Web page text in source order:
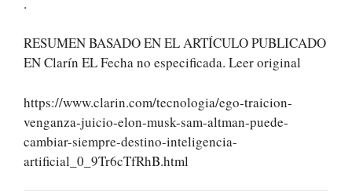
RESUMEN BASADO EN EL ARTÍCULO PUBLICADO
EN Clarín EL Fecha no especificada. Leer original
https://www.clarin.com/tecnologia/ego-traicion-
venganza-juicio-elon-musk-sam-altman-puede-
cambiar-siempre-destino-inteligencia-
artificial_0_9Tr6cTfRhB.html